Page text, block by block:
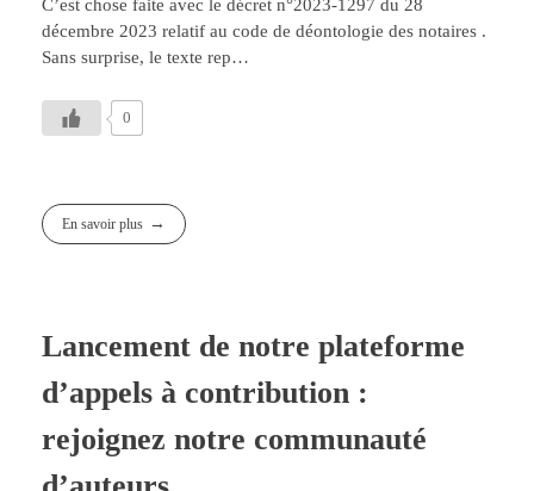
C’est chose faite avec le décret n°2023-1297 du 28
décembre 2023 relatif au code de déontologie des notaires .
Sans surprise, le texte rep…
0
En savoir plus
Lancement de notre plateforme
d’appels à contribution :
rejoignez notre communauté